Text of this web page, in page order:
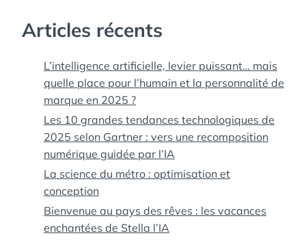
Articles récents
L’intelligence artificielle, levier puissant… mais
quelle place pour l’humain et la personnalité de
marque en 2025 ?
Les 10 grandes tendances technologiques de
2025 selon Gartner : vers une recomposition
numérique guidée par l’IA
La science du métro : optimisation et
conception
Bienvenue au pays des rêves : les vacances
enchantées de Stella l’IA